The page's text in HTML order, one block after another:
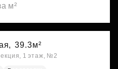
м²
39.3м²
1 этаж, №2